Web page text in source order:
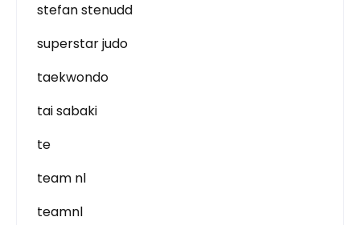
stefan stenudd
superstar judo
taekwondo
tai sabaki
te
team nl
teamnl